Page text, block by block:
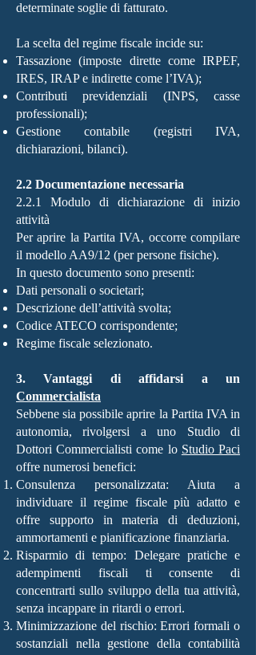
determinate soglie di fatturato.
La scelta del regime fiscale incide su:
Tassazione (imposte dirette come IRPEF,
IRES, IRAP e indirette come l’IVA);
Contributi previdenziali (INPS, casse
professionali);
Gestione contabile (registri IVA,
dichiarazioni, bilanci).
2.2 Documentazione necessaria
2.2.1 Modulo di dichiarazione di inizio
attività
Per aprire la Partita IVA, occorre compilare
il modello AA9/12 (per persone fisiche).
In questo documento sono presenti:
Dati personali o societari;
Descrizione dell’attività svolta;
Codice ATECO corrispondente;
Regime fiscale selezionato.
3. Vantaggi di affidarsi a un
Commercialista
Sebbene sia possibile aprire la Partita IVA in
autonomia, rivolgersi a uno Studio di
Dottori Commercialisti come lo Studio Paci
offre numerosi benefici:
Consulenza personalizzata: Aiuta a
individuare il regime fiscale più adatto e
offre supporto in materia di deduzioni,
ammortamenti e pianificazione finanziaria.
Risparmio di tempo: Delegare pratiche e
adempimenti fiscali ti consente di
concentrarti sullo sviluppo della tua attività,
senza incappare in ritardi o errori.
Minimizzazione del rischio: Errori formali o
sostanziali nella gestione della contabilità